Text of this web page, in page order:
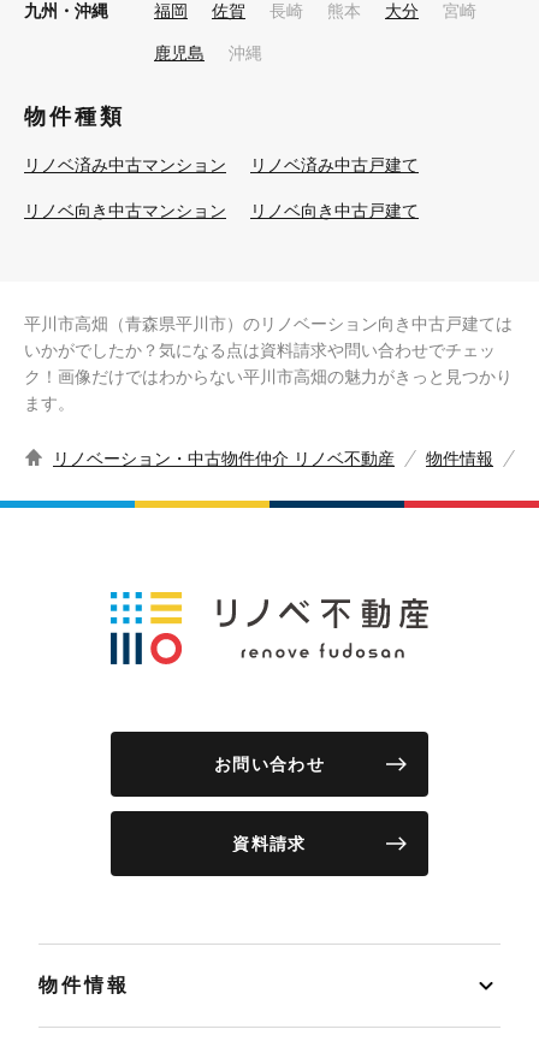
九州・沖縄 福岡 佐賀 長崎 熊本 大分 宮崎
鹿児島 沖縄
物件種類
リノベ済み中古マンション リノベ済み中古戸建て
リノベ向き中古マンション リノベ向き中古戸建て
平川市高畑（青森県平川市）のリノベーション向き中古戸建ては
いかがでしたか？気になる点は資料請求や問い合わせでチェッ
ク！画像だけではわからない平川市高畑の魅力がきっと見つかり
ます。
リノベーション・中古物件仲介 リノベ不動産 物件情報
お問い合わせ
資料請求
物件情報